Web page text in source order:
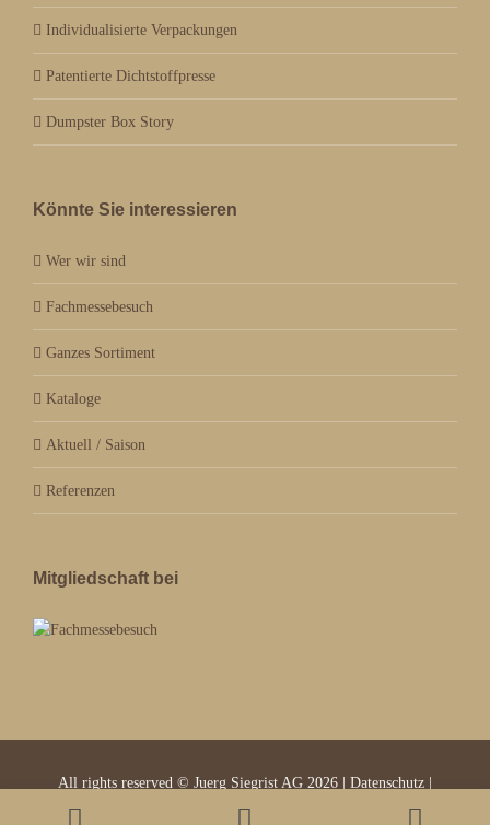
Individualisierte Verpackungen
Patentierte Dichtstoffpresse
Dumpster Box Story
Könnte Sie interessieren
Wer wir sind
Fachmessebesuch
Ganzes Sortiment
Kataloge
Aktuell / Saison
Referenzen
Mitgliedschaft bei
All rights reserved © Juerg Siegrist AG 2026 | Datenschutz |
Impressum